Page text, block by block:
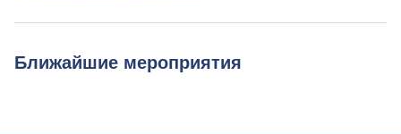
Ближайшие мероприятия